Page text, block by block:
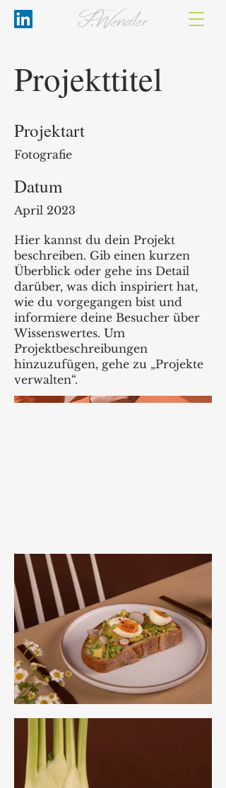
Projekttitel
Projektart
Fotografie
Datum
April 2023
Hier kannst du dein Projekt
beschreiben. Gib einen kurzen
Überblick oder gehe ins Detail
darüber, was dich inspiriert hat,
wie du vorgegangen bist und
informiere deine Besucher über
Wissenswertes. Um
Projektbeschreibungen
hinzuzufügen, gehe zu „Projekte
verwalten“.